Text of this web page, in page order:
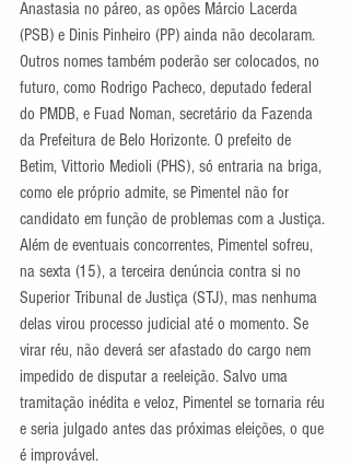
Anastasia no páreo, as opões Márcio Lacerda
(PSB) e Dinis Pinheiro (PP) ainda não decolaram.
Outros nomes também poderão ser colocados, no
futuro, como Rodrigo Pacheco, deputado federal
do PMDB, e Fuad Noman, secretário da Fazenda
da Prefeitura de Belo Horizonte. O prefeito de
Betim, Vittorio Medioli (PHS), só entraria na briga,
como ele próprio admite, se Pimentel não for
candidato em função de problemas com a Justiça.
Além de eventuais concorrentes, Pimentel sofreu,
na sexta (15), a terceira denúncia contra si no
Superior Tribunal de Justiça (STJ), mas nenhuma
delas virou processo judicial até o momento. Se
virar réu, não deverá ser afastado do cargo nem
impedido de disputar a reeleição. Salvo uma
tramitação inédita e veloz, Pimentel se tornaria réu
e seria julgado antes das próximas eleições, o que
é improvável.